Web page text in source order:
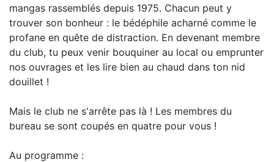
mangas rassemblés depuis 1975. Chacun peut y
trouver son bonheur : le bédéphile acharné comme le
profane en quête de distraction. En devenant membre
du club, tu peux venir bouquiner au local ou emprunter
nos ouvrages et les lire bien au chaud dans ton nid
douillet !
Mais le club ne s'arrête pas là ! Les membres du
bureau se sont coupés en quatre pour vous !
Au programme :